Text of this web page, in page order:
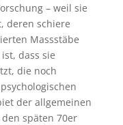
– weil sie
deren schiere
Massstäbe
dass sie
die noch
der allgemeinen
späten 70er